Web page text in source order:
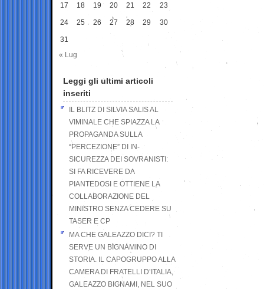
17 18 19 20 21 22 23
24 25 26 27 28 29 30
31
« Lug
Leggi gli ultimi articoli
inseriti
IL BLITZ DI SILVIA SALIS AL
VIMINALE CHE SPIAZZA LA
PROPAGANDA SULLA
“PERCEZIONE” DI IN-
SICUREZZA DEI SOVRANISTI:
SI FA RICEVERE DA
PIANTEDOSI E OTTIENE LA
COLLABORAZIONE DEL
MINISTRO SENZA CEDERE SU
TASER E CP
MA CHE GALEAZZO DICI? TI
SERVE UN BIGNAMINO DI
STORIA. IL CAPOGRUPPO ALLA
CAMERA DI FRATELLI D’ITALIA,
GALEAZZO BIGNAMI, NEL SUO